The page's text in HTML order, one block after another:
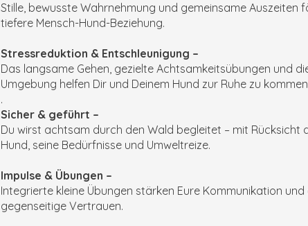
Stille, bewusste Wahrnehmung und gemeinsame Auszeiten
tiefere Mensch-Hund-Beziehung.
Stressreduktion & Entschleunigung –
Das langsame Gehen, gezielte Achtsamkeitsübungen und
Umgebung helfen Dir und Deinem Hund zur Ruhe zu
.
Sicher & geführt –
Du wirst achtsam durch den Wald begleitet – mit Rücksicht
Hund, seine Bedürfnisse und Umweltreize.
Impulse & Übungen –
Integrierte kleine Übungen stärken Eure Kommunikation und
gegenseitige Vertrauen.